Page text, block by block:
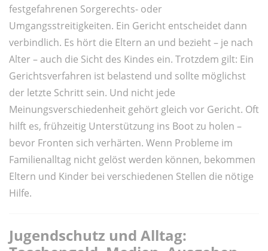
festgefahrenen Sorgerechts- oder
Umgangsstreitigkeiten. Ein Gericht entscheidet dann
verbindlich. Es hört die Eltern an und bezieht – je nach
Alter – auch die Sicht des Kindes ein. Trotzdem gilt: Ein
Gerichtsverfahren ist belastend und sollte möglichst
der letzte Schritt sein. Und nicht jede
Meinungsverschiedenheit gehört gleich vor Gericht. Oft
hilft es, frühzeitig Unterstützung ins Boot zu holen –
bevor Fronten sich verhärten. Wenn Probleme im
Familienalltag nicht gelöst werden können, bekommen
Eltern und Kinder bei verschiedenen Stellen die nötige
Hilfe.
Jugendschutz und Alltag: